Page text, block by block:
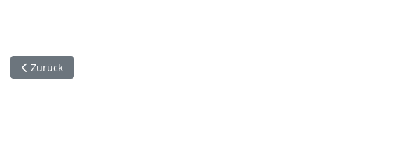
Vorheriger Beitrag: 43. Seesener Nacht-OL steht bevor
Zurück